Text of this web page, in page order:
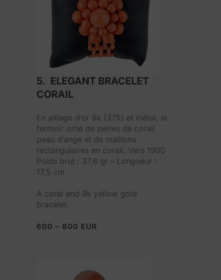
5. ELEGANT BRACELET
CORAIL
En alliage d’or 9k (375) et métal, le
fermoir orné de perles de corail
peau d’ange et de maillons
rectangulaires en corail. Vers 1900
Poids brut : 37,6 gr – Longueur :
17,5 cm
A coral and 9k yellow gold
bracelet.
600 – 800 EUR